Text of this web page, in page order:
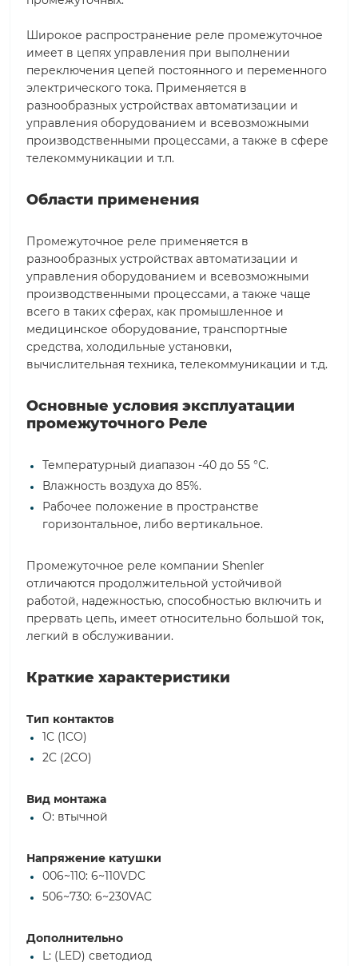
Широкое распространение реле промежуточное
имеет в цепях управления при выполнении
переключения цепей постоянного и переменного
электрического тока. Применяется в
разнообразных устройствах автоматизации и
управления оборудованием и всевозможными
производственными процессами, а также в сфере
телекоммуникации и т.п.
Области применения
Промежуточное реле применяется в
разнообразных устройствах автоматизации и
управления оборудованием и всевозможными
производственными процессами, а также чаще
всего в таких сферах, как промышленное и
медицинское оборудование, транспортные
средства, холодильные установки,
вычислительная техника, телекоммуникации и т.д.
Основные условия эксплуатации
промежуточного Реле
Температурный диапазон -40 до 55 °С.
Влажность воздуха до 85%.
Рабочее положение в пространстве
горизонтальное, либо вертикальное.
Промежуточное реле компании Shenler
отличаются продолжительной устойчивой
работой, надежностью, способностью включить и
прервать цепь, имеет относительно большой ток,
легкий в обслуживании.
Краткие характеристики
Тип контактов
1C (1CO)
2C (2CO)
Вид монтажа
O: втычной
Напряжение катушки
006~110: 6~110VDC
506~730: 6~230VAC
Дополнительно
L: (LED) светодиод